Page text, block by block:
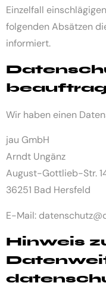
Einzelfall
folgenden Absätzen
informiert.
Wir haben einen
jau GmbH
Arndt Ungänz
August-Gottlieb-Str.
36251 Bad Hersfeld
E-Mail:
Hinweis